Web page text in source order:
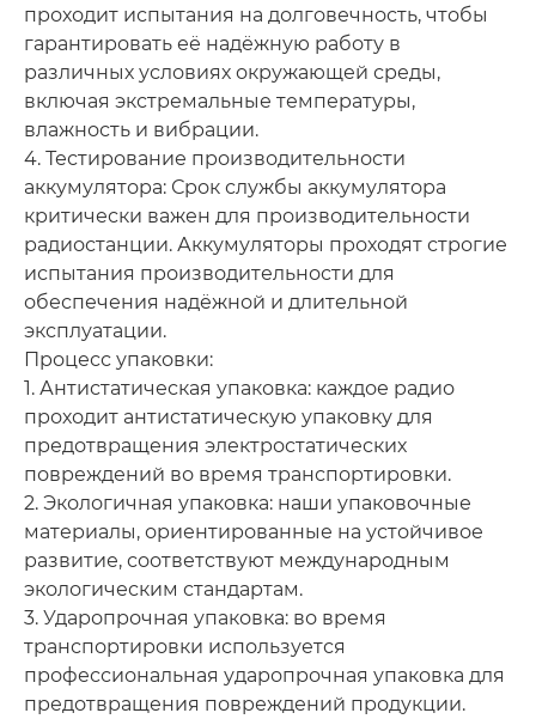
проходит испытания на долговечность, чтобы
гарантировать её надёжную работу в
различных условиях окружающей среды,
включая экстремальные температуры,
влажность и вибрации.
4. Тестирование производительности
аккумулятора: Срок службы аккумулятора
критически важен для производительности
радиостанции. Аккумуляторы проходят строгие
испытания производительности для
обеспечения надёжной и длительной
эксплуатации.
Процесс упаковки:
1. Антистатическая упаковка: каждое радио
проходит антистатическую упаковку для
предотвращения электростатических
повреждений во время транспортировки.
2. Экологичная упаковка: наши упаковочные
материалы, ориентированные на устойчивое
развитие, соответствуют международным
экологическим стандартам.
3. Ударопрочная упаковка: во время
транспортировки используется
профессиональная ударопрочная упаковка для
предотвращения повреждений продукции.